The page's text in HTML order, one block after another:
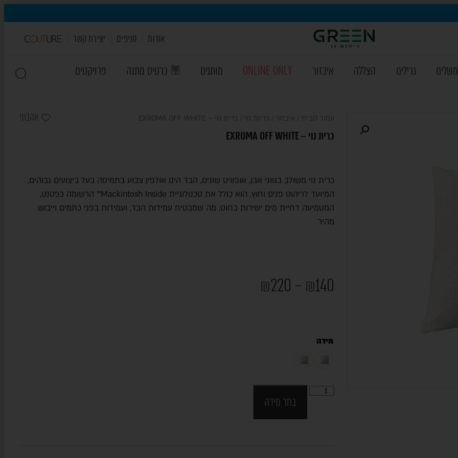
אודות סניפים יצירת קשר
גרילים הצללה איבזור ONLINE ONLY מותגים כרטיס מתנה פרויקטים
עמוד הבית איבזור כריות נוי / כרית נוי – EXROMA OFF WHITE
אהבתי
כרית נוי – EXROMA OFF WHITE
כרית נוי משולב בגווני אבן, אופוויט שונים, הבד הינו אולפין צבוע בתמיסה בעל ביצועים גבוהים,
המיועד לריהוט פנים וחוץ. הוא כולל את טכנולוגיית Mackintosh Inside™ הרשומה כפטנט,
המטמיעה דחיית מים ישירות בחוט, מה שמבטיח עמידות הבד, ועמידות בפני כתמים וייבוש
מהיר
₪140
–
₪220
מידה
בחר מידה